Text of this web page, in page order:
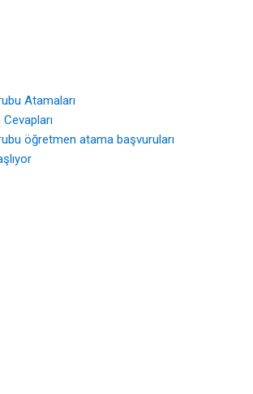
Atamaları
öğretmen atama başvuruları